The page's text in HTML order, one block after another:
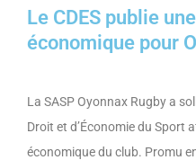
Le CDES publie
économique pour
La SASP Oyonnax Rugby a
Droit et d’Économie du Sport
économique du club. Promu